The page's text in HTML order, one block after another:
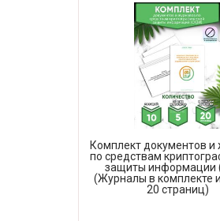
Комплект документов и
по средствам
защиты информации
(Журналы в комплекте
20 страниц)